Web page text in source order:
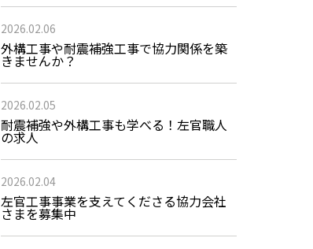
2026.02.06
外構工事や耐震補強工事で協力関係を築
きませんか？
2026.02.05
耐震補強や外構工事も学べる！左官職人
の求人
2026.02.04
左官工事事業を支えてくださる協力会社
さまを募集中